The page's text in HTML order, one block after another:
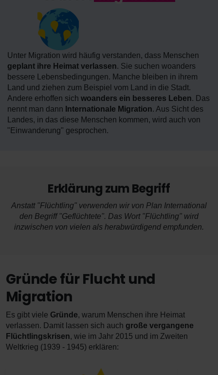
Unter Migration wird häufig verstanden, dass Menschen
geplant ihre Heimat verlassen. Sie suchen woanders
bessere Lebensbedingungen. Manche bleiben in ihrem
Land und ziehen zum Beispiel vom Land in die Stadt.
Andere erhoffen sich woanders ein besseres Leben. Das
nennt man dann Internationale Migration. Aus Sicht des
Landes, in das diese Menschen kommen, wird auch von
"Einwanderung" gesprochen.
Erklärung zum Begriff
Anstatt "Flüchtling" verwenden wir von Plan International
den Begriff "Geflüchtete". Das Wort "Flüchtling" wird
inzwischen von vielen als herabwürdigend empfunden.
Gründe für Flucht und
Migration
Es gibt viele Gründe, warum Menschen ihre Heimat
verlassen. Damit lassen sich auch große vergangene
Flüchtlingskrisen, wie im Jahr 2015 und im Zweiten
Weltkrieg (1939 - 1945) erklären: